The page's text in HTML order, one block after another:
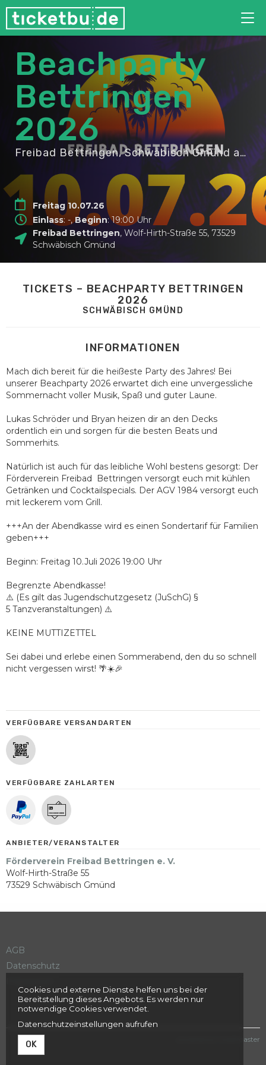
Beachparty
Bettringen
2026
Freibad Bettringen, Schwäbisch Gmünd am 10.07.26
Freitag 10.07.26
Einlass: -,Beginn: 19:00 Uhr
Freibad Bettringen, Wolf-Hirth-Straße 55, 73529
Schwäbisch Gmünd
TICKETS – BEACHPARTY BETTRINGEN
2026
SCHWÄBISCH GMÜND
INFORMATIONEN
Mach dich bereit für die heißeste Party des Jahres! Bei
unserer Beachparty 2026 erwartet dich eine unvergessliche
Sommernacht voller Musik, Spaß und guter Laune.
Lukas Schröder und Bryan heizen dir an den Decks
ordentlich ein und sorgen für die besten Beats und
Sommerhits.
Natürlich ist auch für das leibliche Wohl bestens gesorgt: Der
Förderverein Freibad Bettringen versorgt euch mit kühlen
Getränken und Cocktailspecials. Der AGV 1984 versorgt euch
mit leckerem vom Grill.
+++An der Abendkasse wird es einen Sondertarif für Familien
geben+++
Beginn: Freitag 10.Juli 2026 19:00 Uhr
Begrenzte Abendkasse!
⚠️ (Es gilt das Jugendschutzgesetz (JuSchG) §
5 Tanzveranstaltungen) ⚠️
KEINE MUTTIZETTEL
Sei dabei und erlebe einen Sommerabend, den du so schnell
nicht vergessen wirst! 🌴☀️🎉
VERFÜGBARE VERSANDARTEN
VERFÜGBARE ZAHLARTEN
ANBIETER/VERANSTALTER
Förderverein Freibad Bettringen e. V.
Wolf-Hirth-Straße 55
73529 Schwäbisch Gmünd
AGB
Datenschutz
powered by tickettoaster
Cookies und externe Dienste helfen uns bei der
Bereitstellung dieses Angebots. Es werden nur
notwendige Cookies verwendet.
Datenschutzeinstellungen aufrufen
OK